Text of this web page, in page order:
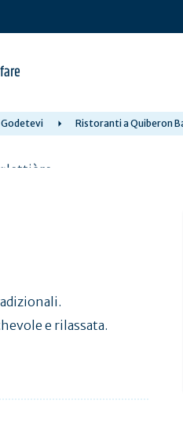
Godetevi Ristoranti a Quiberon
e rilassata.